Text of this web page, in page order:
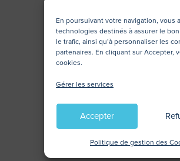
En poursuivant votre navigation, vous
technologies destinés à assurer le
le trafic, ainsi qu’à personnaliser les
partenaires. En cliquant sur Accepter,
cookies.
Gérer les services
Accepter
Politique de gestion des